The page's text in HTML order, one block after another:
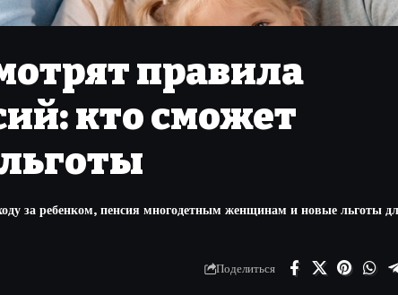
правила
кто сможет
за ребенком, пенсия многодетным женщинам и новые льготы
Поделиться